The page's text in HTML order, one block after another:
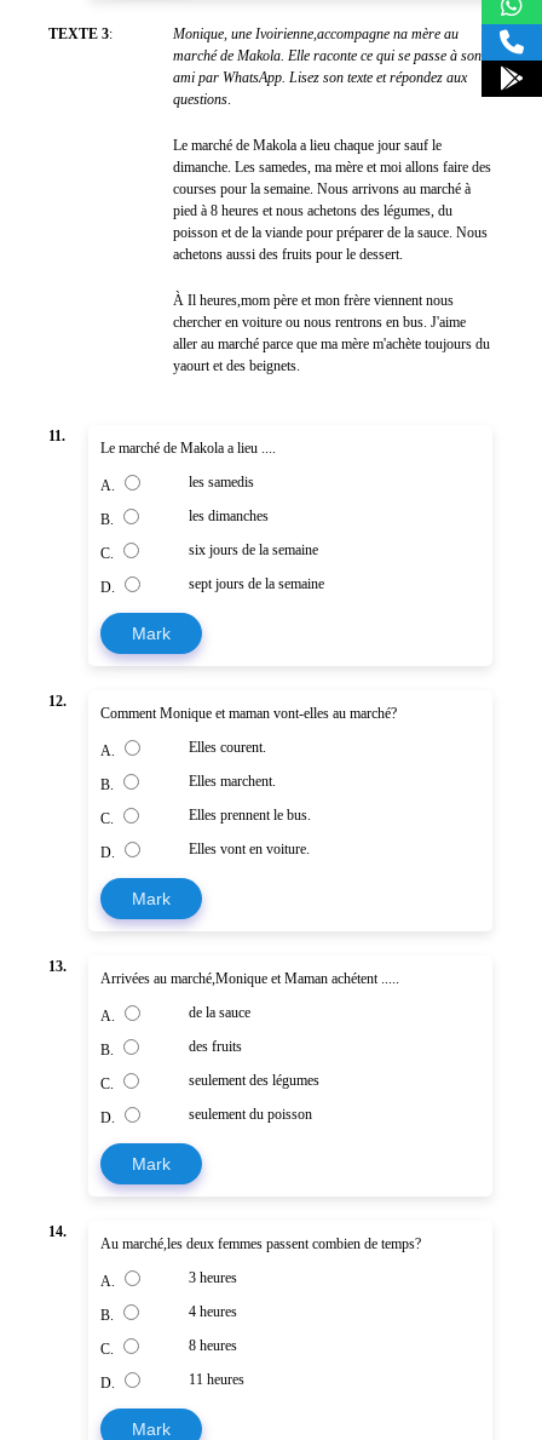
TEXTE 3:
Monique, une Ivoirienne,accompagne na mère au
marché de Makola. Elle raconte ce qui se passe à son
ami par WhatsApp. Lisez son texte et répondez aux
questions.
Le marché de Makola a lieu chaque jour sauf le
dimanche. Les samedes, ma mère et moi allons faire des
courses pour la semaine. Nous arrivons au marché à
pied à 8 heures et nous achetons des légumes, du
poisson et de la viande pour préparer de la sauce. Nous
achetons aussi des fruits pour le dessert.
À Il heures,mom père et mon frère viennent nous
chercher en voiture ou nous rentrons en bus. J'aime
aller au marché parce que ma mère m'achète toujours du
yaourt et des beignets.
11.
Le marché de Makola a lieu ....
A. les samedis
B. les dimanches
C. six jours de la semaine
D. sept jours de la semaine
Mark
12.
Comment Monique et maman vont-elles au marché?
A. Elles courent.
B. Elles marchent.
C. Elles prennent le bus.
D. Elles vont en voiture.
Mark
13.
Arrivées au marché,Monique et Maman achétent .....
A. de la sauce
B. des fruits
C. seulement des légumes
D. seulement du poisson
Mark
14.
Au marché,les deux femmes passent combien de temps?
A. 3 heures
B. 4 heures
C. 8 heures
D. 11 heures
Mark